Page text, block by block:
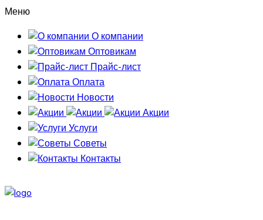
Меню
О компании
Оптовикам
Прайс-лист
Оплата
Новости
Акции
Услуги
Советы
Контакты